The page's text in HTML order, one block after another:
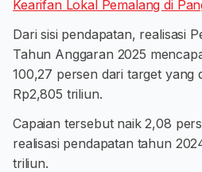
Kearifan Lokal Pemalang di
Dari sisi pendapatan, realisasi
Tahun Anggaran 2025
100,27 persen dari target yang
Rp2,805 triliun.
Capaian tersebut naik 2,08
realisasi pendapatan tahun
triliun.